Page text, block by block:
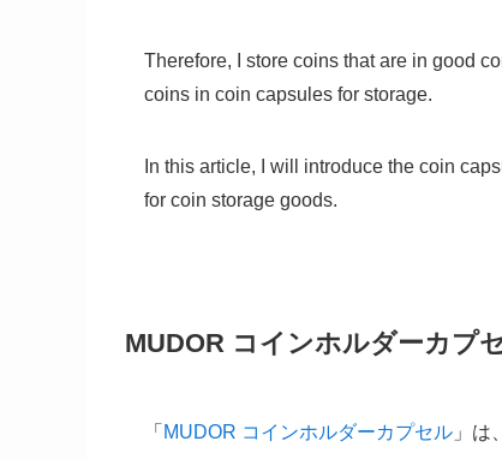
Therefore, I store coins that are in good
coins in coin capsules for storage.
In this article, I will introduce the coin
for coin storage goods.
MUDOR コインホルダーカプ
「 MUDOR コインホルダーカプセル 」は